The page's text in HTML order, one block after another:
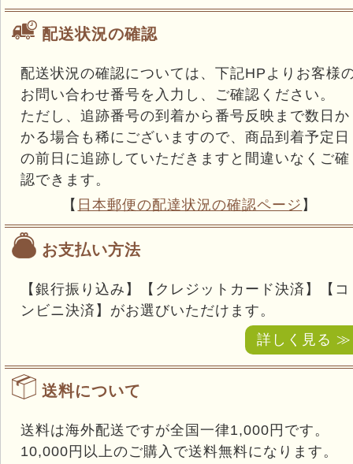
配送状況の確認
配送状況の確認については、下記HPよりお客様
お問い合わせ番号を入力し、ご確認ください。
ただし、追跡番号の到着から番号反映まで数日か
かる場合も稀にございますので、商品到着予定日
の前日に追跡していただきますと間違いなくご確
認できます。
【 日本郵便の配達状況の確認ページ 】
お支払い方法
【銀行振り込み】【クレジットカード決済】【コ
ンビニ決済】がお選びいただけます。
詳しく見る ≫
送料について
送料は海外配送ですが全国一律1,000円です。
10,000円以上のご購入で送料無料になります。